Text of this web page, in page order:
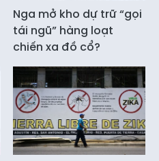
Nga mở kho dự trữ “gọi
tái ngũ” hàng loạt
chiến xa đồ cổ?